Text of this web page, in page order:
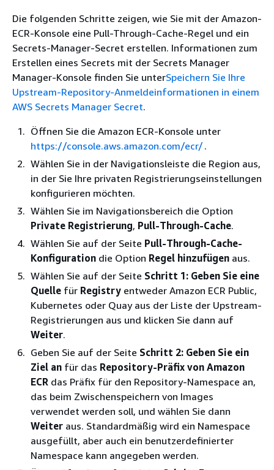
Die folgenden Schritte zeigen, wie Sie mit der Amazon-
ECR-Konsole eine Pull-Through-Cache-Regel und ein
Secrets-Manager-Secret erstellen. Informationen zum
Erstellen eines Secrets mit der Secrets Manager
Manager-Konsole finden Sie unterSpeichern Sie Ihre
Upstream-Repository-Anmeldeinformationen in einem
AWS Secrets Manager Secret.
Öffnen Sie die Amazon ECR-Konsole unter
https://console.aws.amazon.com/ecr/.
Wählen Sie in der Navigationsleiste die Region aus,
in der Sie Ihre privaten Registrierungseinstellungen
konfigurieren möchten.
Wählen Sie im Navigationsbereich die Option
Private Registrierung, Pull-Through-Cache.
Wählen Sie auf der Seite Pull-Through-Cache-
Konfiguration die Option Regel hinzufügen aus.
Wählen Sie auf der Seite Schritt 1: Geben Sie eine
Quelle für Registry entweder Amazon ECR Public,
Kubernetes oder Quay aus der Liste der Upstream-
Registrierungen aus und klicken Sie dann auf
Weiter.
Geben Sie auf der Seite Schritt 2: Geben Sie ein
Ziel an für das Repository-Präfix von Amazon
ECR das Präfix für den Repository-Namespace an,
das beim Zwischenspeichern von Images
verwendet werden soll, und wählen Sie dann
Weiter aus. Standardmäßig wird ein Namespace
ausgefüllt, aber auch ein benutzerdefinierter
Namespace kann angegeben werden.